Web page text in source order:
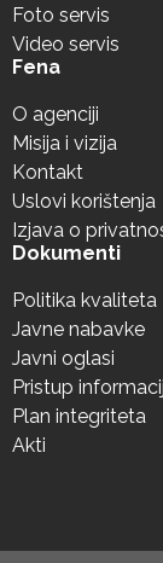
Foto servis
Video servis
Fena
O agenciji
Misija i vizija
Kontakt
Uslovi korištenja
Izjava o
Dokumenti
Politika kvaliteta
Javne nabavke
Javni oglasi
Pristup
Plan integriteta
Akti